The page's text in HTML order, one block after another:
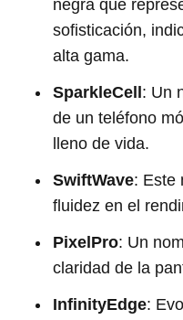
negra que
sofisticación,
alta gama.
SparkleCell : Un
de un teléfono
lleno de vida.
SwiftWave: Este
fluidez en el
PixelPro: Un
claridad de la
InfinityEdge: